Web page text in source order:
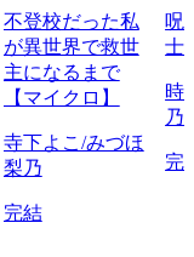
不登校だった私
が異世界で救世
主になるまで
【マイクロ】
寺下よこ/みづほ
梨乃
完結
呪
士
時
乃
完